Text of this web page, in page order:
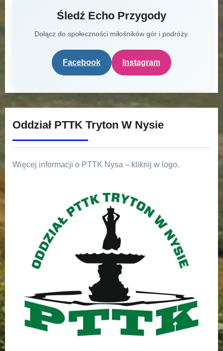
Śledź Echo Przygody
Dołącz do społeczności miłośników gór i podróży.
Facebook Instagram
Oddział PTTK Tryton W Nysie
Więcej informacji o PTTK Nysa – kliknij w logo.